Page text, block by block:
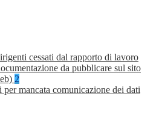
cessati dal rapporto di lavoro
da pubblicare sul sito
2
per mancata comunicazione dei dati